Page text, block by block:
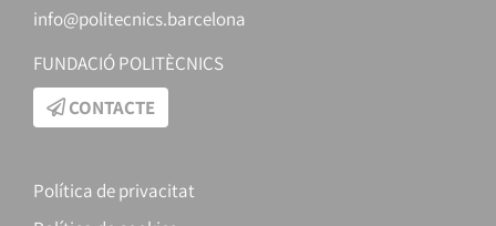
info@politecnics.barcelona
FUNDACIÓ POLITÈCNICS
CONTACTE
Política de privacitat